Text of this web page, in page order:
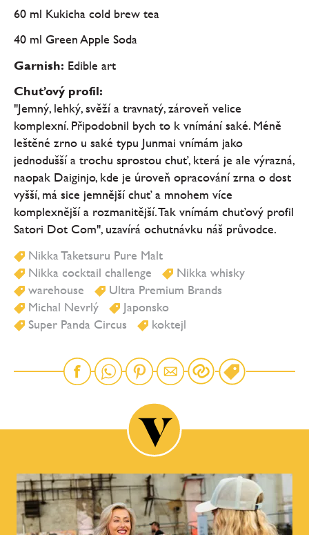
60 ml Kukicha cold brew tea
40 ml Green Apple Soda
Garnish: Edible art
Chuťový profil:
"Jemný, lehký, svěží a travnatý, zároveň velice
komplexní. Připodobnil bych to k vnímání saké. Méně
leštěné zrno u saké typu Junmai vnímám jako
jednodušší a trochu sprostou chuť, která je ale výrazná,
naopak Daiginjo, kde je úroveň opracování zrna o dost
vyšší, má sice jemnější chuť a mnohem více
komplexnější a rozmanitější. Tak vnímám chuťový profil
Satori Dot Com", uzavírá ochutnávku náš průvodce.
Nikka Taketsuru Pure Malt
Nikka cocktail challenge
Nikka whisky
warehouse
Ultra Premium Brands
Michal Nevrlý
Japonsko
Super Panda Circus
koktejl